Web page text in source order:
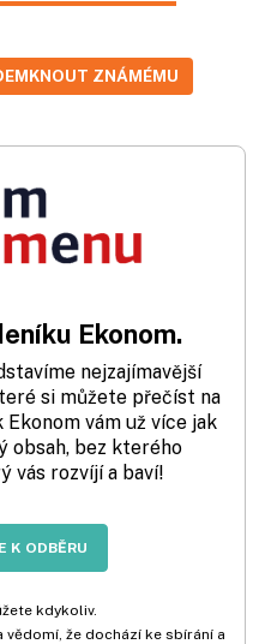
ZNÁMÉMU
Ekonom.
nejzajímavější
si můžete přečíst na
vám už více jak
obsah, bez kterého
vás rozvíjí a baví!
K ODBĚRU
kdykoliv.
že dochází ke sbírání a